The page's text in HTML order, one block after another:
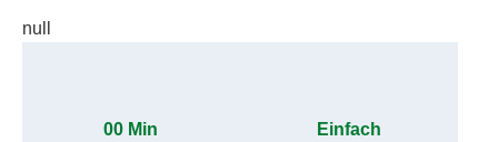
null
00 Min
Einfach